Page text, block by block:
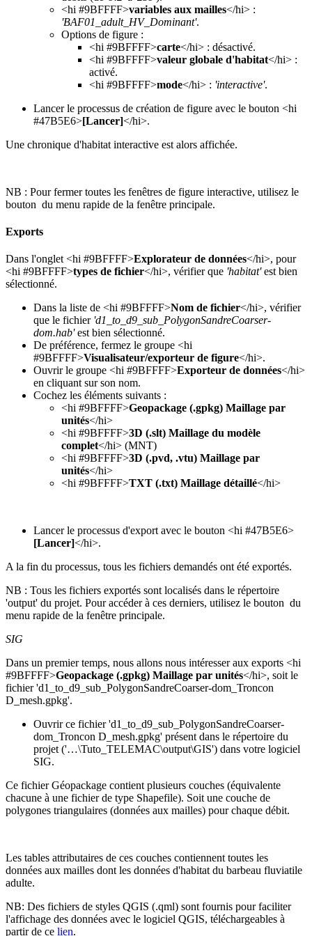
<hi #9BFFFF>variables aux mailles</hi> :
'BAF01_adult_HV_Dominant'.
Options de figure :
<hi #9BFFFF>carte</hi> : désactivé.
<hi #9BFFFF>valeur globale d'habitat</hi> :
activé.
<hi #9BFFFF>mode</hi> : 'interactive'.
Lancer le processus de création de figure avec le bouton <hi
#47B5E6>[Lancer]</hi>.
Une chronique d'habitat interactive est alors affichée.
NB : Pour fermer toutes les fenêtres de figure interactive, utilisez le
bouton du menu rapide de la fenêtre principale.
Exports
Dans l'onglet <hi #9BFFFF>Explorateur de données</hi>, pour
<hi #9BFFFF>types de fichier</hi>, vérifier que 'habitat'est bien
sélectionné.
Dans la liste de <hi #9BFFFF>Nom de fichier</hi>, vérifier
que le fichier 'd1_to_d9_sub_PolygonSandreCoarser-
dom.hab'est bien sélectionné.
De préférence, fermez le groupe <hi
#9BFFFF>Visualisateur/exporteur de figure</hi>.
Ouvrir le groupe <hi #9BFFFF>Exporteur de données</hi>
en cliquant sur son nom.
Cochez les éléments suivants :
<hi #9BFFFF>Geopackage (.gpkg) Maillage par
unités</hi>
<hi #9BFFFF>3D (.slt) Maillage du modèle
complet</hi> (MNT)
<hi #9BFFFF>3D (.pvd, .vtu) Maillage par
unités</hi>
<hi #9BFFFF>TXT (.txt) Maillage détaillé</hi>
Lancer le processus d'export avec le bouton <hi #47B5E6>
[Lancer]</hi>.
A la fin du processus, tous les fichiers demandés ont été exportés.
NB : Tous les fichiers exportés sont localisés dans le répertoire
'output' du projet. Pour accéder à ces derniers, utilisez le bouton du
menu rapide de la fenêtre principale.
SIG
Dans un premier temps, nous allons nous intéresser aux exports <hi
#9BFFFF>Geopackage (.gpkg) Maillage par unités</hi>, soit le
fichier 'd1_to_d9_sub_PolygonSandreCoarser-dom_Troncon
D_mesh.gpkg'.
Ouvrir ce fichier 'd1_to_d9_sub_PolygonSandreCoarser-
dom_Troncon D_mesh.gpkg' présent dans le répertoire du
projet ('…\Tuto_TELEMAC\output\GIS') dans votre logiciel
SIG.
Ce fichier Géopackage contient plusieurs couches (équivalente
chacune à une fichier de type Shapefile). Soit une couche de
polygones triangulaires (données aux mailles) pour chaque débit.
Les tables attributaires de ces couches contiennent toutes les
données aux mailles dont les données d'habitat du barbeau fluviatile
adulte.
NB: Des fichiers de styles QGIS (.qml) sont fournis pour faciliter
l'affichage des données avec le logiciel QGIS, téléchargeables à
partir de ce lien.